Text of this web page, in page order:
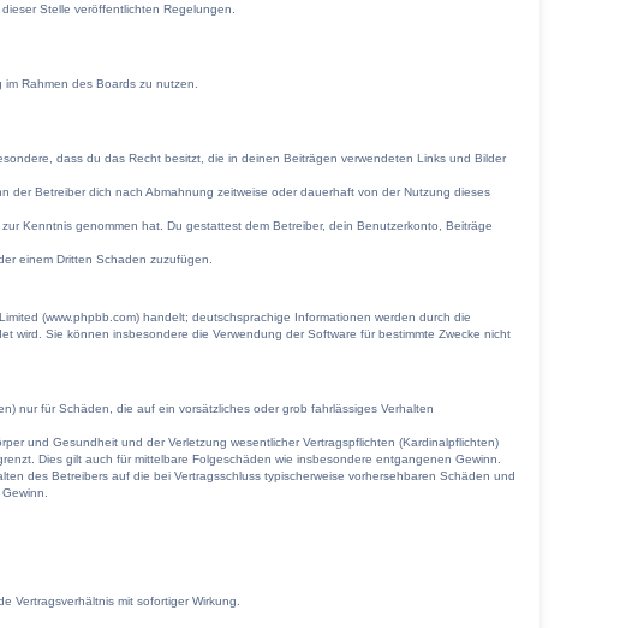
Stelle veröffentlichten Regelungen.
Rahmen des Boards zu nutzen.
dass du das Recht besitzt, die in deinen Beiträgen verwendeten Links und Bilder
Betreiber dich nach Abmahnung zeitweise oder dauerhaft von der Nutzung dieses
Kenntnis genommen hat. Du gestattest dem Betreiber, dein Benutzerkonto, Beiträge
einem Dritten Schaden zuzufügen.
(www.phpbb.com) handelt; deutschsprachige Informationen werden durch die
wird. Sie können insbesondere die Verwendung der Software für bestimmte Zwecke nicht
nur für Schäden, die auf ein vorsätzliches oder grob fahrlässiges Verhalten
und Gesundheit und der Verletzung wesentlicher Vertragspflichten (Kardinalpflichten)
Dies gilt auch für mittelbare Folgeschäden wie insbesondere entgangenen Gewinn.
des Betreibers auf die bei Vertragsschluss typischerweise vorhersehbaren Schäden und
Vertragsverhältnis mit sofortiger Wirkung.